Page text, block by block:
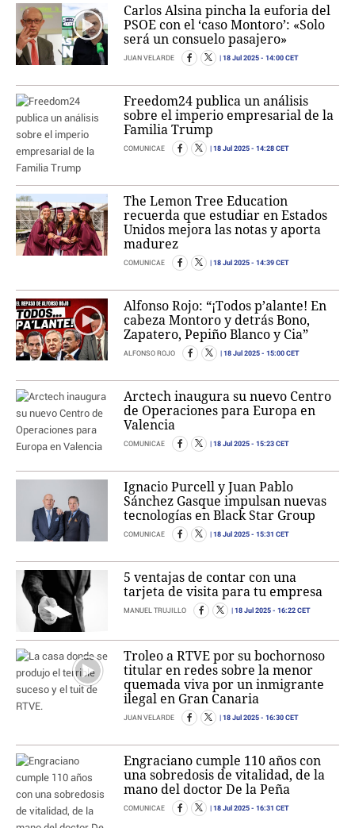
Carlos Alsina pincha la euforia del
PSOE con el ‘caso Montoro’: «Solo
será un consuelo pasajero»
JUAN VELARDE 18 Jul 2025 - 14:00 CET
Freedom24 publica un análisis
sobre el imperio empresarial de la
Familia Trump
COMUNICAE 18 Jul 2025 - 14:28 CET
The Lemon Tree Education
recuerda que estudiar en Estados
Unidos mejora las notas y aporta
madurez
COMUNICAE 18 Jul 2025 - 14:39 CET
Alfonso Rojo: “¡Todos p’alante! En
cabeza Montoro y detrás Bono,
Zapatero, Pepiño Blanco y Cia”
ALFONSO ROJO 18 Jul 2025 - 15:00 CET
Arctech inaugura su nuevo Centro
de Operaciones para Europa en
Valencia
COMUNICAE 18 Jul 2025 - 15:23 CET
Ignacio Purcell y Juan Pablo
Sánchez Gasque impulsan nuevas
tecnologías en Black Star Group
COMUNICAE 18 Jul 2025 - 15:31 CET
5 ventajas de contar con una
tarjeta de visita para tu empresa
MANUEL TRUJILLO 18 Jul 2025 - 16:22 CET
Troleo a RTVE por su bochornoso
titular en redes sobre la menor
quemada viva por un inmigrante
ilegal en Gran Canaria
JUAN VELARDE 18 Jul 2025 - 16:30 CET
Engraciano cumple 110 años con
una sobredosis de vitalidad, de la
mano del doctor De la Peña
COMUNICAE 18 Jul 2025 - 16:31 CET